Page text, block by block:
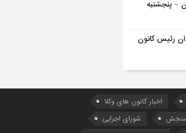
– پنجشنبه
رئیس کانون
اخبار کانون های وکلا
سنجش
شورای اجرایی